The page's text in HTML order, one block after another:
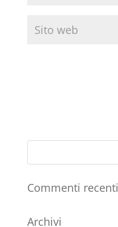
Commenti recenti
Archivi